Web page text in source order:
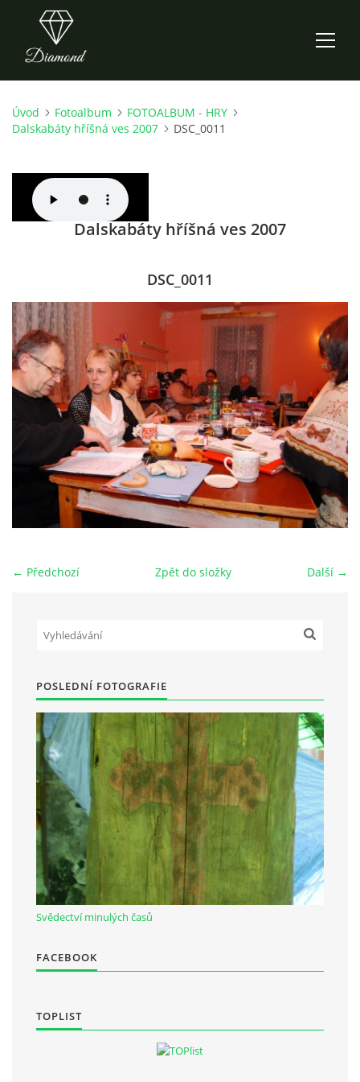
ÚVOD
O NÁS
CO NOVÉHO ZKOUŠÍME
KDY, KDE A CO HRAJEME
HRY OD ROKU 1973
VIDEOZÁZNAMY Z HER
FOTOALBUM
DOKUMENTY OVJK
Občanská vzdělávací jednota "Komenský" v Choceradech z.s.
Chocerady 4
257 24 Chocerady
IČ: 498 28 614
Kontaktní osoba:
Mgr. Miroslava Cinkeisová
Úvod Fotoalbum
FOTOALBUM - HRY
Dalskabáty hříšná ves 2007
DSC_0011
Dalskabáty hříšná ves 2007
DSC_0011
← Předchozí Další →
Zpět do složky
POSLEDNÍ FOTOGRAFIE
Svědectví minulých časů
FACEBOOK
TOPLIST